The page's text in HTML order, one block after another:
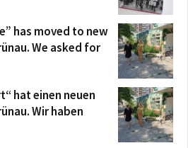
has moved to new
We asked for
hat einen neuen
Wir haben